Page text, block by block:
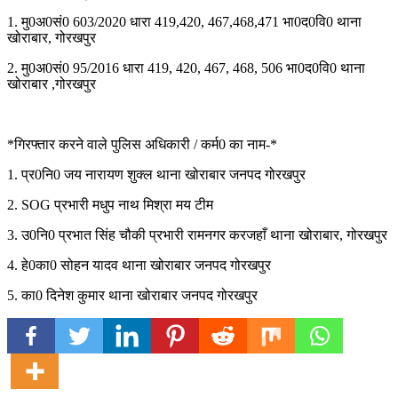
1. मु0अ0सं0 603/2020 धारा 419,420, 467,468,471 भा0द0वि0 थाना
खोराबार, गोरखपुर
2. मु0अ0सं0 95/2016 धारा 419, 420, 467, 468, 506 भा0द0वि0 थाना
खोराबार ,गोरखपुर
*गिरफ्तार करने वाले पुलिस अधिकारी / कर्म0 का नाम-*
1. प्र0नि0 जय नारायण शुक्ल थाना खोराबार जनपद गोरखपुर
2. SOG प्रभारी मधुप नाथ मिश्रा मय टीम
3. उ0नि0 प्रभात सिंह चौकी प्रभारी रामनगर करजहाँ थाना खोराबार, गोरखपुर
4. हे0का0 सोहन यादव थाना खोराबार जनपद गोरखपुर
5. का0 दिनेश कुमार थाना खोराबार जनपद गोरखपुर